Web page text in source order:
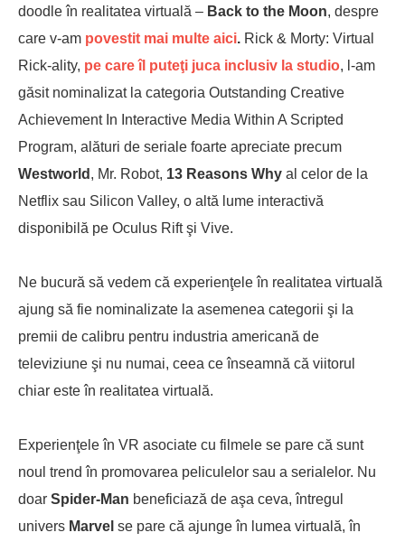
doodle în realitatea virtuală – Back to the Moon, despre
care v-am povestit mai multe aici. Rick & Morty: Virtual
Rick-ality, pe care îl puteţi juca inclusiv la studio, l-am
găsit nominalizat la categoria Outstanding Creative
Achievement In Interactive Media Within A Scripted
Program, alături de seriale foarte apreciate precum
Westworld , Mr. Robot, 13 Reasons Why al celor de la
Netflix sau Silicon Valley, o altă lume interactivă
disponibilă pe Oculus Rift şi Vive.
Ne bucură să vedem că experienţele în realitatea virtuală
ajung să fie nominalizate la asemenea categorii şi la
premii de calibru pentru industria americană de
televiziune şi nu numai, ceea ce înseamnă că viitorul
chiar este în realitatea virtuală.
Experienţele în VR asociate cu filmele se pare că sunt
noul trend în promovarea peliculelor sau a serialelor. Nu
doar Spider-Man beneficiază de aşa ceva, întregul
univers Marvel se pare că ajunge în lumea virtuală, în